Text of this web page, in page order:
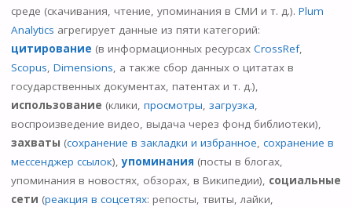
среде (скачивания, чтение, упоминания в СМИ и т. д.). Plum
Analytics агрегирует данные из пяти категорий:
цитирование (в информационных ресурсах CrossRef,
Scopus, Dimensions, а также сбор данных о цитатах в
государственных документах, патентах и т. д.),
использование (клики, просмотры, загрузка,
воспроизведение видео, выдача через фонд библиотеки),
захваты (сохранение в закладки и избранное, сохранение в
мессенджер ссылок),упоминания (посты в блогах,
упоминания в новостях, обзорах, в Википедии), социальные
сети (реакция в соцсетях: репосты, твиты, лайки,